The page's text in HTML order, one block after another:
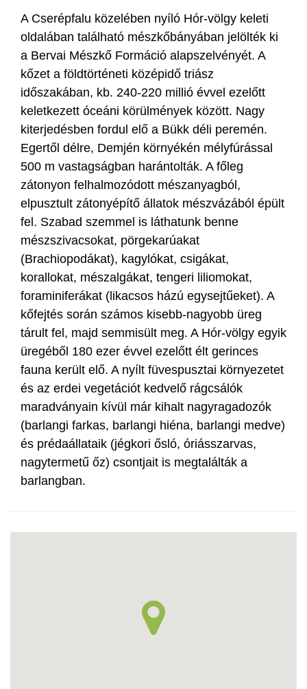
A Cserépfalu közelében nyíló Hór-völgy keleti
oldalában található mészkőbányában jelölték ki
a Bervai Mészkő Formáció alapszelvényét. A
kőzet a földtörténeti középidő triász
időszakában, kb. 240-220 millió évvel ezelőtt
keletkezett óceáni körülmények között. Nagy
kiterjedésben fordul elő a Bükk déli peremén.
Egertől délre, Demjén környékén mélyfúrással
500 m vastagságban harántolták. A főleg
zátonyon felhalmozódott mészanyagból,
elpusztult zátonyépítő állatok mészvázából épült
fel. Szabad szemmel is láthatunk benne
mészszivacsokat, pörgekarúakat
(Brachiopodákat), kagylókat, csigákat,
korallokat, mészalgákat, tengeri liliomokat,
foraminiferákat (likacsos házú egysejtűeket). A
kőfejtés során számos kisebb-nagyobb üreg
tárult fel, majd semmisült meg. A Hór-völgy egyik
üregéből 180 ezer évvel ezelőtt élt gerinces
fauna került elő. A nyílt füvespusztai környezetet
és az erdei vegetációt kedvelő rágcsálók
maradványain kívül már kihalt nagyragadozók
(barlangi farkas, barlangi hiéna, barlangi medve)
és prédaállataik (jégkori ősló, óriásszarvas,
nagytermetű őz) csontjait is megtalálták a
barlangban.